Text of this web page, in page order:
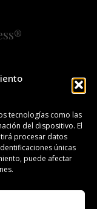
tecnologías como las
del dispositivo. El
procesar datos
únicas
puede afectar
NEWS!